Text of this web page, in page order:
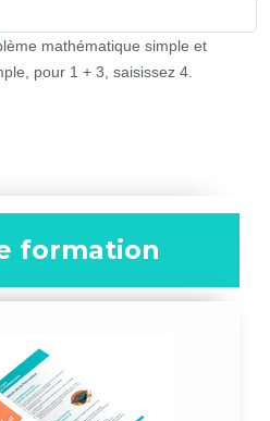
mathématique simple et
pour 1 + 3, saisissez 4.
formation